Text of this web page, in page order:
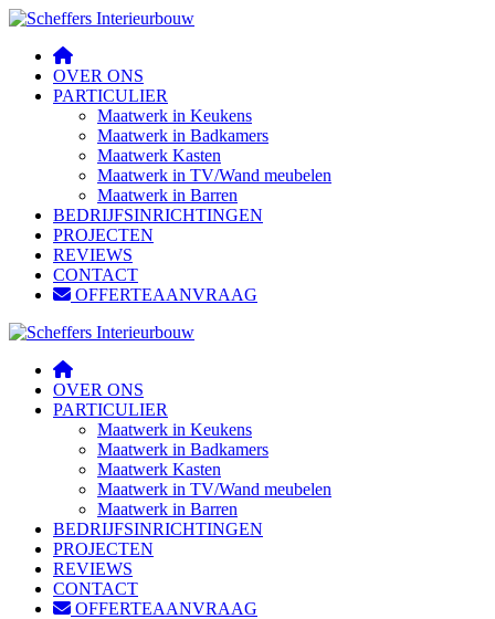
OVER ONS
PARTICULIER
Maatwerk in Keukens
Maatwerk in Badkamers
Maatwerk Kasten
Maatwerk in TV/Wand meubelen
Maatwerk in Barren
BEDRIJFSINRICHTINGEN
PROJECTEN
REVIEWS
CONTACT
OFFERTEAANVRAAG
OVER ONS
PARTICULIER
Maatwerk in Keukens
Maatwerk in Badkamers
Maatwerk Kasten
Maatwerk in TV/Wand meubelen
Maatwerk in Barren
BEDRIJFSINRICHTINGEN
PROJECTEN
REVIEWS
CONTACT
OFFERTEAANVRAAG